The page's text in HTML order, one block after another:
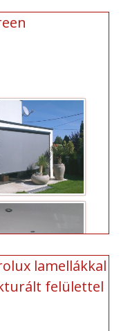
lamellákkal
felülettel